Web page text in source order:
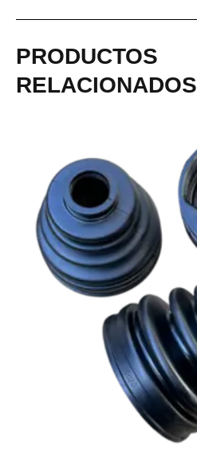
PRODUCTOS
RELACIONADOS